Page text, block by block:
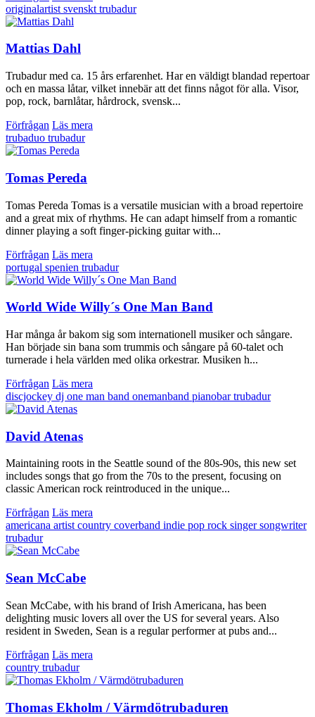
originalartist svenskt trubadur
Mattias Dahl
Trubadur med ca. 15 års erfarenhet. Har en väldigt blandad repertoar
och en massa låtar, vilket innebär att det finns något för alla. Visor,
pop, rock, barnlåtar, hårdrock, svensk...
Förfrågan Läs mera
trubaduo trubadur
Tomas Pereda
Tomas Pereda Tomas is a versatile musician with a broad repertoire
and a great mix of rhythms. He can adapt himself from a romantic
dinner playing a soft finger-picking guitar with...
Förfrågan Läs mera
portugal spenien trubadur
World Wide Willy´s One Man Band
Har många år bakom sig som internationell musiker och sångare.
Han började sin bana som trummis och sångare på 60-talet och
turnerade i hela världen med olika orkestrar. Musiken h...
Förfrågan Läs mera
discjockey dj one man band onemanband pianobartrubadur
David Atenas
Maintaining roots in the Seattle sound of the 80s-90s, this new set
includes songs that go from the 70s to the present, focusing on
classic American rock reintroduced in the unique...
Förfrågan Läs mera
americana artistcountry coverband indie pop rock singer songwriter
trubadur
Sean McCabe
Sean McCabe, with his brand of Irish Americana, has been
delighting music lovers all over the US for several years. Also
resident in Sweden, Sean is a regular performer at pubs and...
Förfrågan Läs mera
country trubadur
Thomas Ekholm / Värmdötrubaduren